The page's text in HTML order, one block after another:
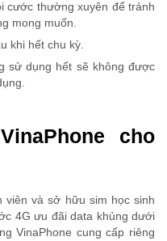
cước thường xuyên để tránh
mong muốn.
khi hết chu kỳ.
sử dụng hết sẽ không được
cho
viên và sở hữu sim học sinh
4G ưu đãi data khủng dưới
VinaPhone cung cấp riêng